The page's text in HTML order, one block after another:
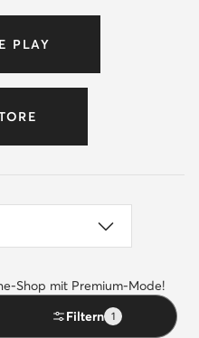
Filtern 1
PLAY
Shop mit Premium-Mode!
Gehe zu MODIVO.de